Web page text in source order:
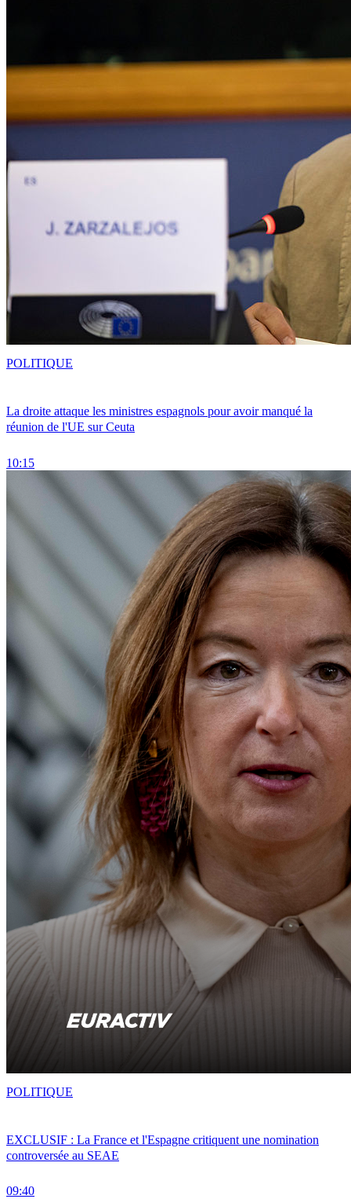
La droite attaque les ministres espagnols pour avoir manqué la
réunion de l'UE sur Ceuta
10:15
POLITIQUE
EXCLUSIF : La France et l'Espagne critiquent une nomination
controversée au SEAE
09:40
POLITIQUE